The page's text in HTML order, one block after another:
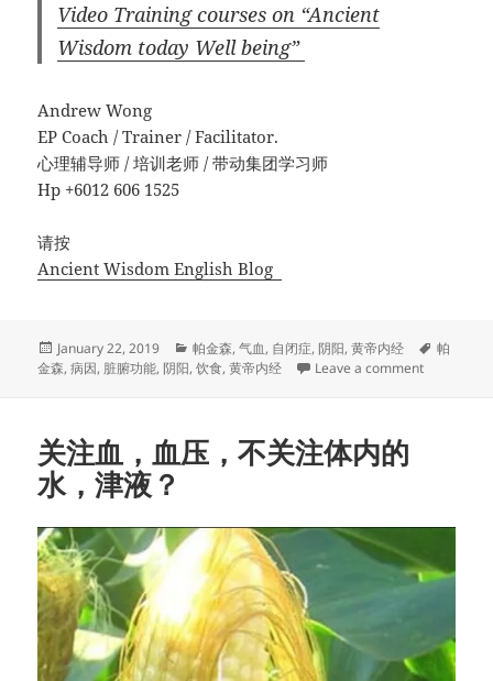
Video Trainingcourses on “Ancient
Wisdom today Well being”
Andrew Wong
EP Coach / Trainer / Facilitator.
心理辅导师 / 培训老师 / 带动集团学习师
Hp +6012 606 1525
请按
Ancient Wisdom English Blog
Posted
on
January 22, 2019 Categories
帕金森,气血, 自闭症, 阴阳,黄帝内经 Tags
帕
金森,病因, 脏腑功能, 阴阳,饮食,黄帝内经 Leave a commenton 结合西
关注血，血压，不关注体内的
水，津液？